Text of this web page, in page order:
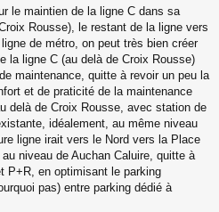
le maintien de la ligne C dans sa
Rousse), le restant de la ligne vers
de métro, on peut très bien créer
la ligne C (au delà de Croix Rousse)
maintenance, quitte à revoir un peu la
et de praticité de la maintenance
delà de Croix Rousse, avec station de
idéalement, au même niveau
ligne irait vers le Nord vers la Place
niveau de Auchan Caluire, quitte à
P+R, en optimisant le parking
pas) entre parking dédié à